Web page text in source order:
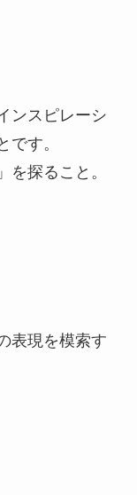
ンスピレーシ
です。
を探ること。
表現を模索す